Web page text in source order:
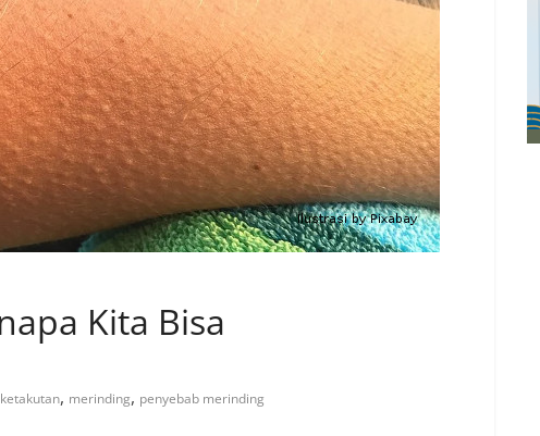
Kita Bisa
ketakutan, merinding, penyebab merinding